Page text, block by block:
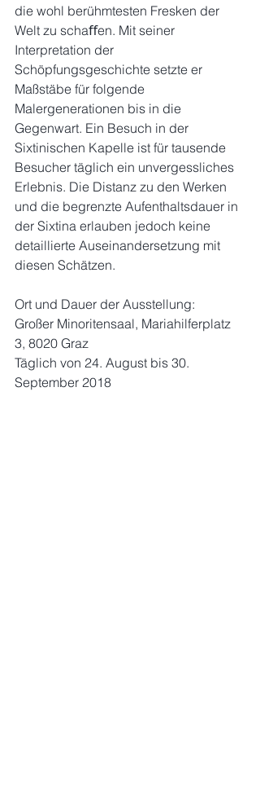
die wohl berühmtesten Fresken der
Welt zu schaﬀen. Mit seiner
Interpretation der
Schöpfungsgeschichte setzte er
Maßstäbe für folgende
Malergenerationen bis in die
Gegenwart. Ein Besuch in der
Sixtinischen Kapelle ist für tausende
Besucher täglich ein unvergessliches
Erlebnis. Die Distanz zu den Werken
und die begrenzte Aufenthaltsdauer in
der Sixtina erlauben jedoch keine
detaillierte Auseinandersetzung mit
diesen Schätzen.
Ort und Dauer der Ausstellung:
Großer Minoritensaal, Mariahilferplatz
3, 8020 Graz
Täglich von 24. August bis 30.
September 2018